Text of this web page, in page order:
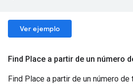
Ver ejemplo
Find Place a partir de un número
Find Place a partir de un número